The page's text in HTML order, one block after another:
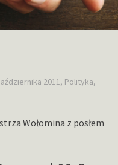
2011 , Polityka,
Wołomina z posłem